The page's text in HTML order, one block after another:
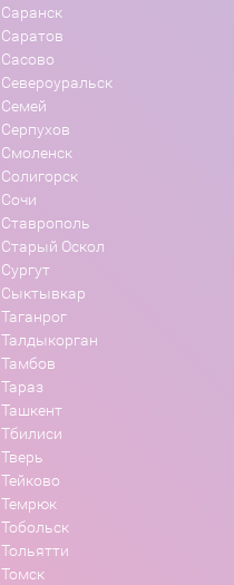
Саранск
Саратов
Сасово
Североуральск
Семей
Серпухов
Смоленск
Солигорск
Сочи
Ставрополь
Старый Оскол
Сургут
Сыктывкар
Таганрог
Талдыкорган
Тамбов
Тараз
Ташкент
Тбилиси
Тверь
Тейково
Темрюк
Тобольск
Тольятти
Томск